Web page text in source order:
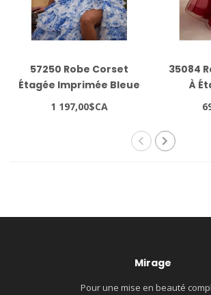
57250 Robe Corset
Étagée Imprimée Bleue
1 197,00$CA
35084
À
Mirage
Pour une mise en beauté